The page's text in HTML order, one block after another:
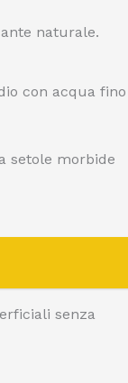
naturale.
con acqua fino
setole morbide
senza